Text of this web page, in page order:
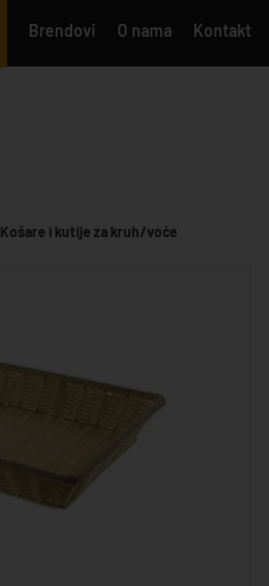
Brendovi O nama Kontakt
Košare i kutije za kruh/voće